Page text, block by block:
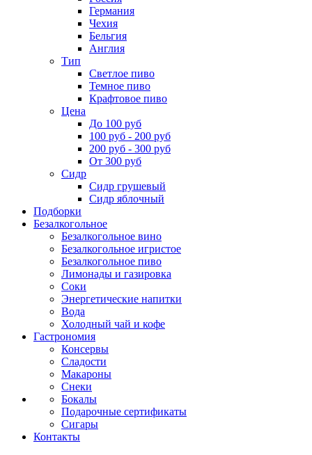
Германия
Чехия
Бельгия
Англия
Тип
Светлое пиво
Темное пиво
Крафтовое пиво
Цена
До 100 руб
100 руб - 200 руб
200 руб - 300 руб
От 300 руб
Сидр
Сидр грушевый
Сидр яблочный
Подборки
Безалкогольное
Безалкогольное вино
Безалкогольное игристое
Безалкогольное пиво
Лимонады и газировка
Соки
Энергетические напитки
Вода
Холодный чай и кофе
Гастрономия
Консервы
Сладости
Макароны
Снеки
Бокалы
Подарочные сертификаты
Сигары
Контакты